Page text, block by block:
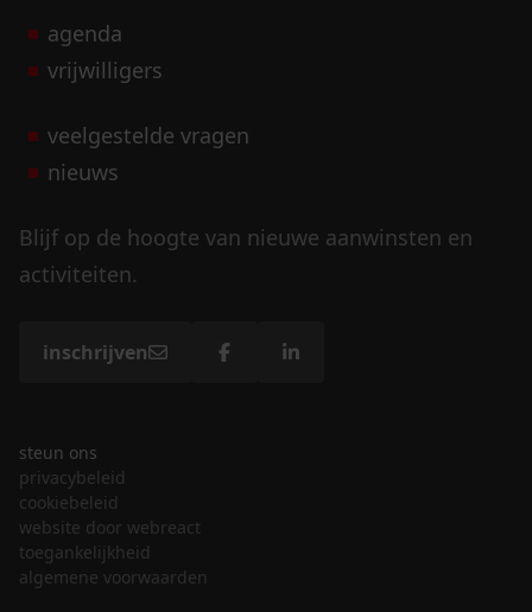
agenda
vrijwilligers
veelgestelde vragen
nieuws
Blijf op de hoogte van nieuwe aanwinsten en
activiteiten.
inschrijven
steun ons
privacybeleid
cookiebeleid
website door webreact
toegankelijkheid
algemene voorwaarden